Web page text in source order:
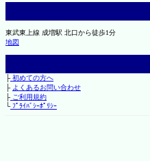
東武東上線 成増駅 北口から徒歩1分
地図
├初めての方へ
├ よくあるお問い合わせ
├ご利用規約
└ﾌﾟﾗｲﾊﾞｼｰﾎﾟﾘｼｰ